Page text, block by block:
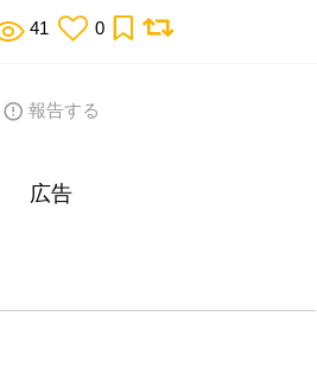
41 0
報告する
広告